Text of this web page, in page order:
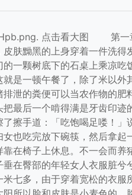
点击看大图
第一章
肤黝黑的上身穿着一件洗
一颗树底下的石桌上乘凉
是一顿午餐了，除了米以
泄的粪便可以当农作物的
最后一个啃得满是牙齿印
擦手道：「吃饱喝足喽！
也吃完放下碗筷，然后拿
在椅子上休息。不一会而
在臀部的年轻女人衣服脏
七多，由于穿着宽松的衣